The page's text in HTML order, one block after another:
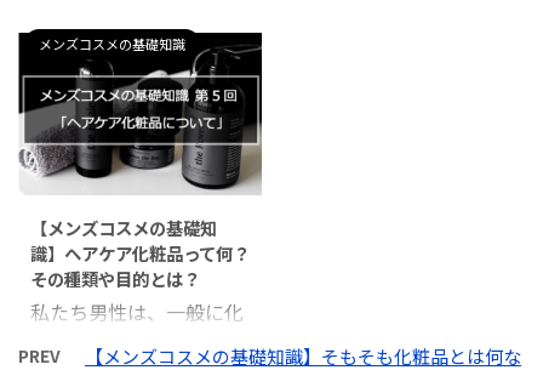
い！■ 女性にモテた
い！■ 老けて見られた
くない！ 当然ながら、
男性にもこういった思い
はありますよね。 ただ、
化粧品に対する知識が圧
倒的に女性と比べて乏し
いのも事実。 なんとなく
化粧品（医薬部外品も含
めて）を選ぶの ...
粧品についての知識が乏
しいです。 「化粧＝女性
がするもの」 というのは
思い込みに過ぎません。
とはいっても、メイクを
するという意味ではな
く、肌や頭皮を清潔に保
ち、見栄えをよくすると
いう意味のほうが強いか
もしれません。 ■ 他人
からよく思われたい！
■ カッコよくなりた
■ カッコよくなりた
メンズコスメの基礎知識
【メンズコスメの基礎知
識】ヘアケア化粧品って何？
その種類や目的とは？
私たち男性は、一般に化
PREV 【メンズコスメの基礎知識】そもそも化粧品とは何な